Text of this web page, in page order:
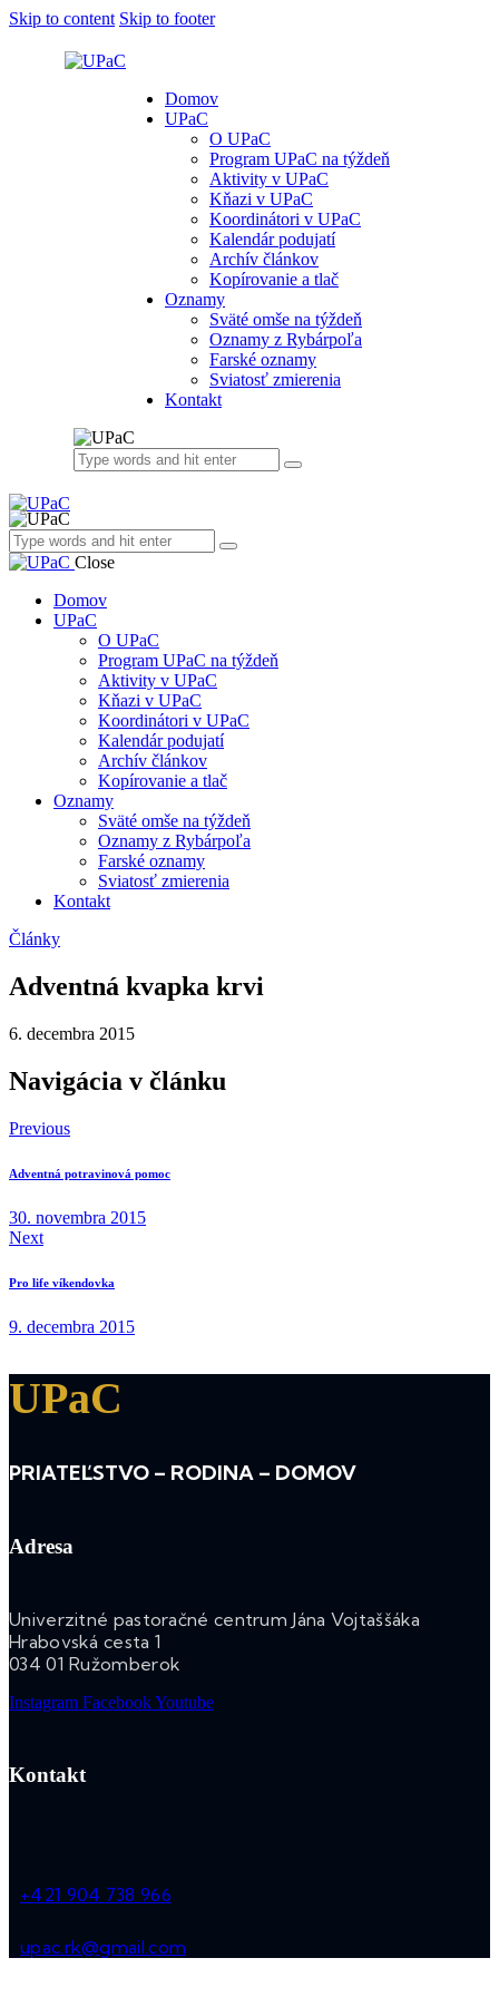
Skip to content Skip to footer
Domov
UPaC
O UPaC
Program UPaC na týždeň
Aktivity v UPaC
Kňazi v UPaC
Koordinátori v UPaC
Kalendár podujatí
Archív článkov
Kopírovanie a tlač
Oznamy
Sväté omše na týždeň
Oznamy z Rybárpoľa
Farské oznamy
Sviatosť zmierenia
Kontakt
Close
Domov
UPaC
O UPaC
Program UPaC na týždeň
Aktivity v UPaC
Kňazi v UPaC
Koordinátori v UPaC
Kalendár podujatí
Archív článkov
Kopírovanie a tlač
Oznamy
Sväté omše na týždeň
Oznamy z Rybárpoľa
Farské oznamy
Sviatosť zmierenia
Kontakt
Články
Adventná kvapka krvi
6. decembra 2015
Navigácia v článku
Previous
Adventná potravinová pomoc
30. novembra 2015
Next
Pro life víkendovka
9. decembra 2015
UPaC
PRIATEĽSTVO – RODINA – DOMOV
Adresa
Univerzitné pastoračné centrum Jána Vojtaššáka
Hrabovská cesta 1
034 01 Ružomberok
Instagram FacebookYoutube
Kontakt
+421 904 738 966
upac.rk@gmail.com